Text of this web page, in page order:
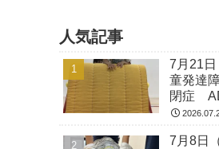
人気記事
7月21
童発達
閉症
7月8日